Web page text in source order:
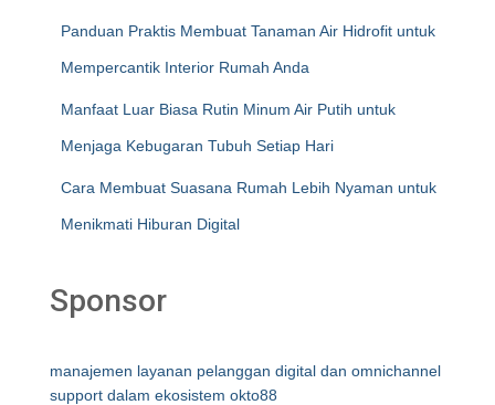
Panduan Praktis Membuat Tanaman Air Hidrofit untuk
Mempercantik Interior Rumah Anda
Manfaat Luar Biasa Rutin Minum Air Putih untuk
Menjaga Kebugaran Tubuh Setiap Hari
Cara Membuat Suasana Rumah Lebih Nyaman untuk
Menikmati Hiburan Digital
Sponsor
manajemen layanan pelanggan digital dan omnichannel
support dalam ekosistem okto88